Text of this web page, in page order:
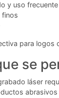
y uso frecuente
finos
para
se
láser